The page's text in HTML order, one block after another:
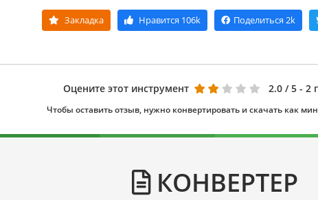
Закладка Нравится 106k Поделиться 2k
Оцените этот инструмент 2.0 / 5 - 2
Чтобы оставить отзыв, нужно конвертировать и скачать как
КОНВЕРТЕР